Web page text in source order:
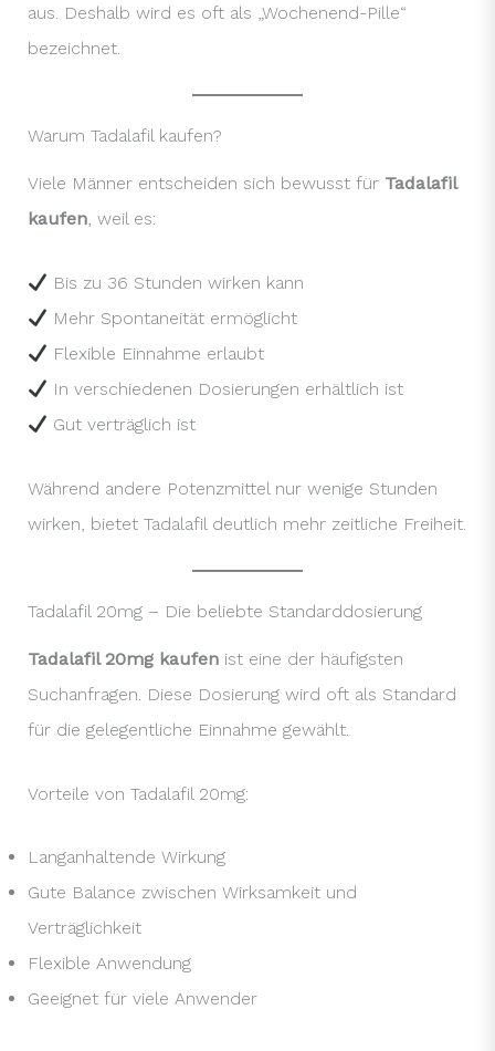
aus. Deshalb wird es oft als „Wochenend-Pille“
bezeichnet.
Warum Tadalafil kaufen?
Viele Männer entscheiden sich bewusst für Tadalafil
kaufen, weil es:
Bis zu 36 Stunden wirken kann
Mehr Spontaneität ermöglicht
Flexible Einnahme erlaubt
In verschiedenen Dosierungen erhältlich ist
Gut verträglich ist
Während andere Potenzmittel nur wenige Stunden
wirken, bietet Tadalafil deutlich mehr zeitliche Freiheit.
Tadalafil 20mg – Die beliebte Standarddosierung
Tadalafil 20mg kaufenist eine der häufigsten
Suchanfragen. Diese Dosierung wird oft als Standard
für die gelegentliche Einnahme gewählt.
Vorteile von Tadalafil 20mg:
Langanhaltende Wirkung
Gute Balance zwischen Wirksamkeit und
Verträglichkeit
Flexible Anwendung
Geeignet für viele Anwender